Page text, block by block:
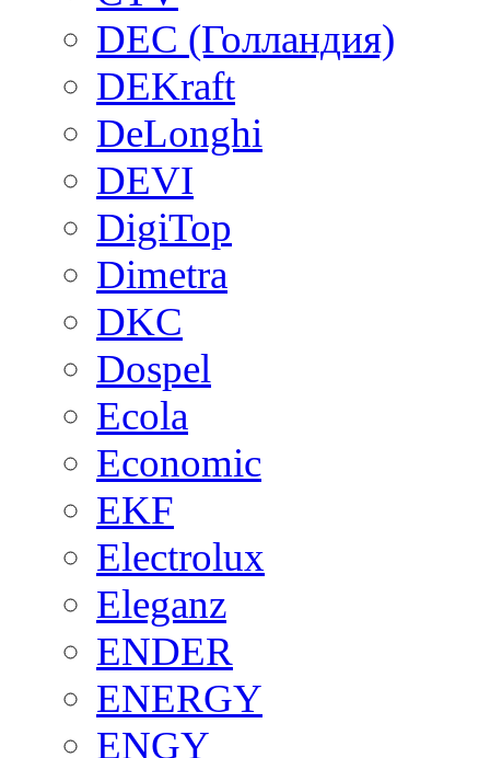
DEC (Голландия)
DEKraft
DeLonghi
DEVI
DigiTop
Dimetra
DKC
Dospel
Ecola
Economic
EKF
Electrolux
Eleganz
ENDER
ENERGY
ENGY